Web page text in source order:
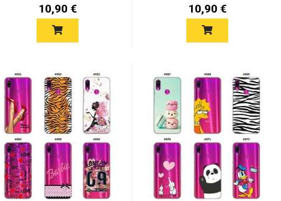
10,90 € 10,90 €